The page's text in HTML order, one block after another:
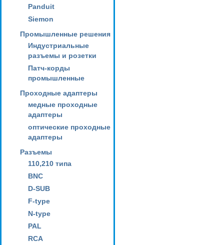
Panduit
Siemon
Промышленные решения
Индустриальные
разъемы и розетки
Патч-корды
промышленные
Проходные адаптеры
медные проходные
адаптеры
оптические проходные
адаптеры
Разъемы
110,210 типа
BNC
D-SUB
F-type
N-type
PAL
RCA